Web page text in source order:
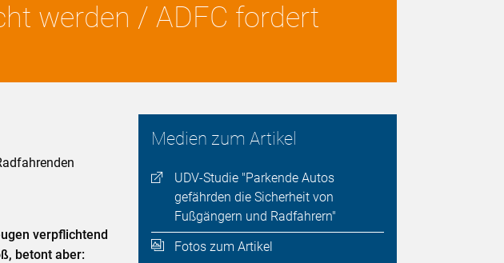
werden / ADFC fordert
Medien zum Artikel
UDV-Studie "Parkende Autos
gefährden die Sicherheit von
Fußgängern und Radfahrern"
Fotos zum Artikel
verpflichtend
betont aber: